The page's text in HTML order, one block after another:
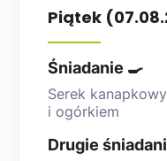
Piątek
Śniadanie 🍳
Serek
i ogórkiem
Drugie